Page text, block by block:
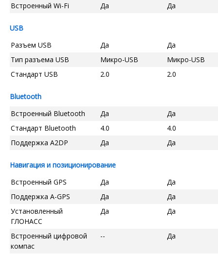
Встроенный Wi-Fi
Да Да
USB
Разъем USB
Да
Да
Тип разъема USB
Микро-USB
Микро-USB
Стандарт USB
2.0 2.0
Bluetooth
Встроенный Bluetooth
Да
Да
Стандарт Bluetooth
4.0
4.0
Поддержка A2DP
Да Да
Навигация и позиционирование
Встроенный GPS
Да
Да
Поддержка A-GPS
Да
Да
Установленный
ГЛОНАСС
Да Да
Встроенный цифровой
компас
-- Да